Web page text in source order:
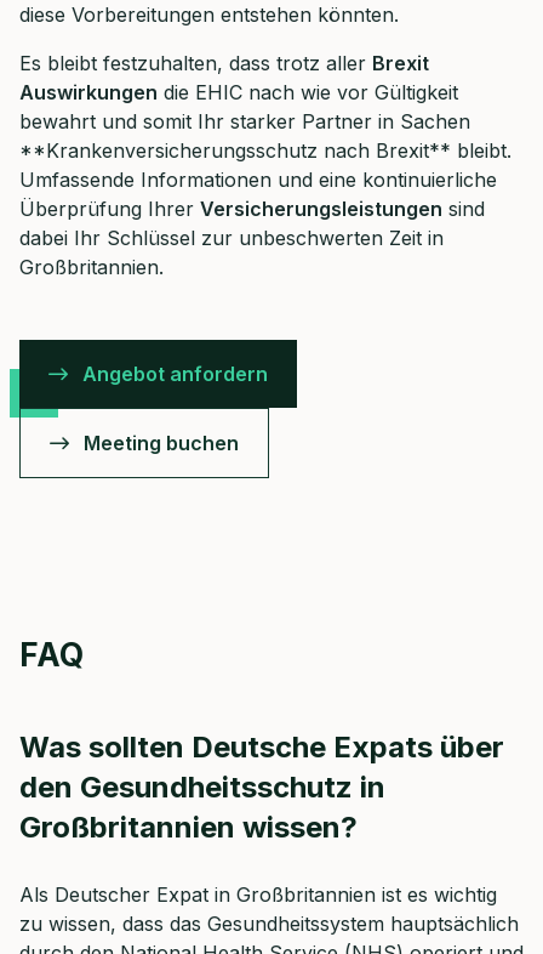
diese Vorbereitungen entstehen könnten.
Es bleibt festzuhalten, dass trotz aller Brexit
Auswirkungen die EHIC nach wie vor Gültigkeit
bewahrt und somit Ihr starker Partner in Sachen
**Krankenversicherungsschutz nach Brexit** bleibt.
Umfassende Informationen und eine kontinuierliche
Überprüfung Ihrer Versicherungsleistungen sind
dabei Ihr Schlüssel zur unbeschwerten Zeit in
Großbritannien.
Angebot anfordern
Meeting buchen
FAQ
Was sollten Deutsche Expats über
den Gesundheitsschutz in
Großbritannien wissen?
Als Deutscher Expat in Großbritannien ist es wichtig
zu wissen, dass das Gesundheitssystem hauptsächlich